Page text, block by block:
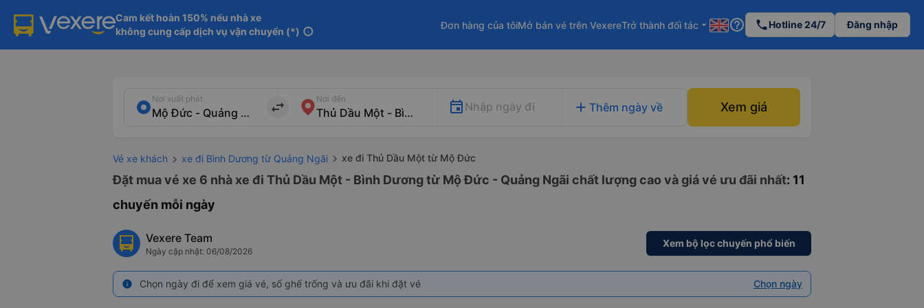
Cam kết hoàn 150% nếu nhà xe
không cung cấp dịch vụ vận chuyển (*) info
Đơn hàng của tôiMở bán vé trên VexereTrở thành đối tác arrow_drop_down help_outline phoneHotline 24/7 Đăng nhập
Nơi xuất phát
import_export
Nơi đến
Nhập ngày đi add Thêm ngày về Xem giá
Vé xe khách xe đi Bình Dương từ Quảng Ngãi xe đi Thủ Dầu Một từ Mộ Đức
Đặt mua vé xe 6 nhà xe đi Thủ Dầu Một - Bình Dương từ Mộ Đức - Quảng Ngãi chất lượng cao và giá vé ưu đãi nhất: 11
chuyến mỗi ngày
Vexere Team
Ngày cập nhật: 06/08/2026
Xem bộ lọc chuyến phổ biến
info Chọn ngày đi để xem giá vé, số ghế trống và ưu đãi khi đặt vé Chọn ngày